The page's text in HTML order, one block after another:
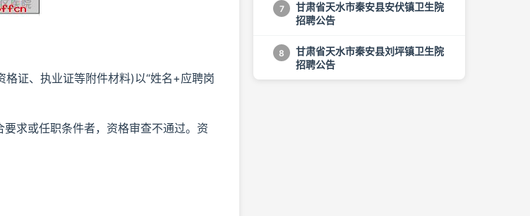
证、执业证等附件材料)以“姓名+应聘岗
求或任职条件者，资格审查不通过。资
7
甘肃省天水市秦安县安伏镇卫生院
招聘公告
8
甘肃省天水市秦安县刘坪镇卫生院
招聘公告